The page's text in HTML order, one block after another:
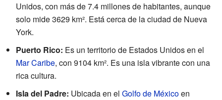
Unidos, con más de 7.4 millones de habitantes, aunque
solo mide 3629 km². Está cerca de la ciudad de Nueva
York.
Puerto Rico: Es un territorio de Estados Unidos en el
Mar Caribe, con 9104 km². Es una isla vibrante con una
rica cultura.
Isla del Padre: Ubicada en el Golfo de Méxicoen